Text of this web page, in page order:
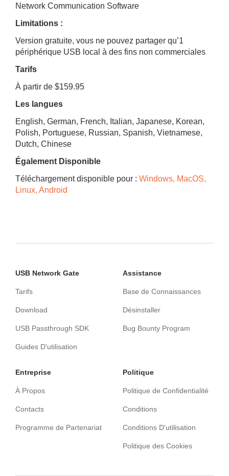
Network Communication Software
Limitations :
Version gratuite, vous ne pouvez partager qu’1
périphérique USB local à des fins non commerciales
Tarifs
À partir de $159.95
Les langues
English, German, French, Italian, Japanese, Korean,
Polish, Portuguese, Russian, Spanish, Vietnamese,
Dutch, Chinese
Également Disponible
Téléchargement disponible pour : Windows, MacOS,
Linux, Android
USB Network Gate
Tarifs
Download
USB Passthrough SDK
Guides D'utilisation
Assistance
Base de Connaissances
Désinstaller
Bug Bounty Program
Entreprise
À Propos
Contacts
Programme de Partenariat
Politique
Politique de Confidentialité
Conditions
Conditions D'utilisation
Politique des Cookies